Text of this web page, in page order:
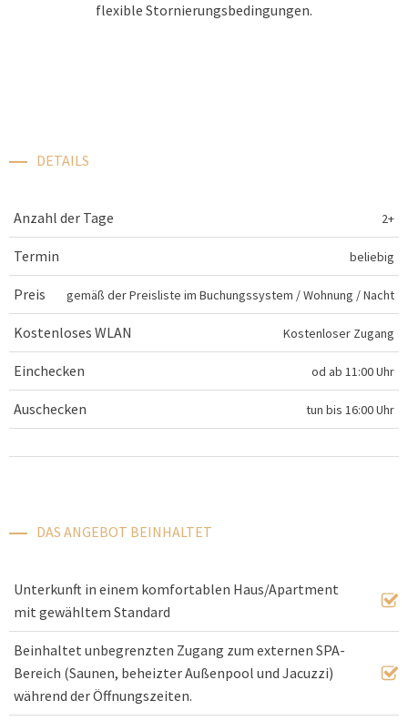
flexible Stornierungsbedingungen.
DETAILS
Anzahl der Tage 2+
Termin beliebig
Preis gemäß der Preisliste im Buchungssystem /Wohnung / Nacht
Kostenloses WLAN Kostenloser Zugang
Einchecken od ab 11:00 Uhr
Auschecken tun bis 16:00 Uhr
DAS ANGEBOT BEINHALTET
Unterkunft in einem komfortablen Haus/Apartment
mit gewähltem Standard
Beinhaltet unbegrenzten Zugang zum externen SPA-
Bereich (Saunen, beheizter Außenpool und Jacuzzi)
während der Öffnungszeiten.